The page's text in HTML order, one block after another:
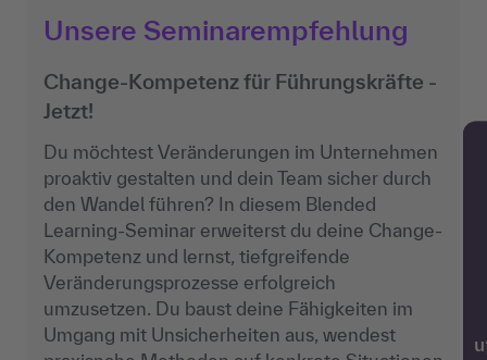
Unsere Seminarempfehlung
Change-Kompetenz für Führungskräfte -
Jetzt!
Du möchtest Veränderungen im Unternehmen
proaktiv gestalten und dein Team sicher durch
den Wandel führen? In diesem Blended
Learning-Seminar erweiterst du deine Change-
Kompetenz und lernst, tiefgreifende
Veränderungsprozesse erfolgreich
umzusetzen. Du baust deine Fähigkeiten im
Umgang mit Unsicherheiten aus, wendest